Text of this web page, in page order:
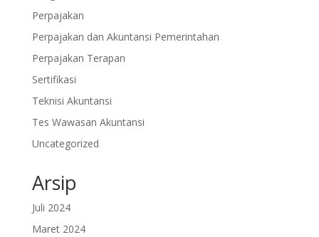
Perpajakan
Perpajakan dan Akuntansi Pemerintahan
Perpajakan Terapan
Sertifikasi
Teknisi Akuntansi
Tes Wawasan Akuntansi
Uncategorized
Arsip
Juli 2024
Maret 2024